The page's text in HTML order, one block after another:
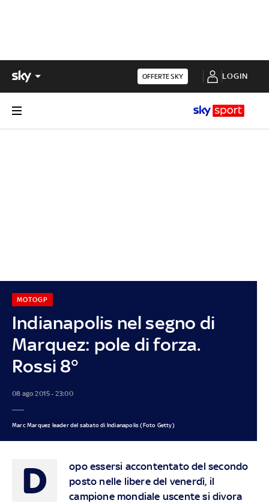
OFFERTE SKY LOGIN
Indianapolis nel segno di
Marquez: pole di forza.
Rossi 8°
MOTOGP
08 ago 2015 - 23:00
Marc Marquez leader del sabato di Indianapolis (Foto Getty)
D
opo essersi accontentato del secondo
posto nelle libere del venerdì, il
campione mondiale uscente si divora